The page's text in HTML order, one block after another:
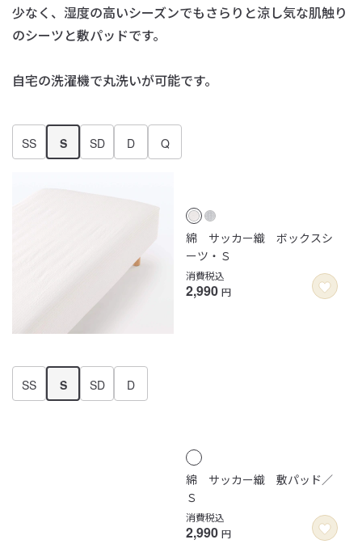
少なく、 湿度の高いシーズンでもさらりと涼し気な肌触り
のシーツと敷パッドです。
自宅の洗濯機で丸洗いが可能です。
SS S SD D Q
綿 サッカー織 ボックスシ
ーツ・Ｓ
消費税込
2,990 円
SS S SD D
綿 サッカー織 敷パッド／
Ｓ
消費税込
2,990 円